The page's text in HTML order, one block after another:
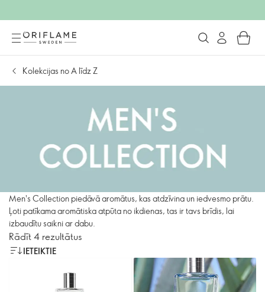
Kolekcijas no A līdz Z
Men's Collection piedāvā aromātus, kas atdzīvina un iedvesmo prātu.
Ļoti patīkama aromātiska atpūta no ikdienas, tas ir tavs brīdis, lai
izbaudītu saikni ar dabu.
Rādīt 4 rezultātus
IETEIKTIE